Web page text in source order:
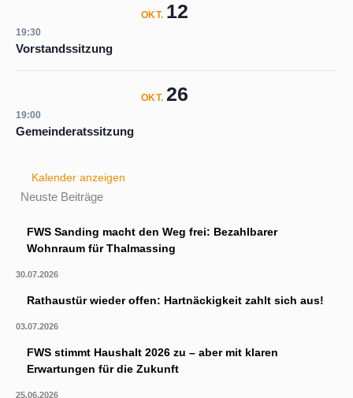
OKT. 12
19:30
Vorstandssitzung
OKT.26
19:00
Gemeinderatssitzung
Kalender anzeigen
Neuste Beiträge
FWS Sanding macht den Weg frei: Bezahlbarer
Wohnraum für Thalmassing
30.07.2026
Rathaustür wieder offen: Hartnäckigkeit zahlt sich aus!
03.07.2026
FWS stimmt Haushalt 2026 zu – aber mit klaren
Erwartungen für die Zukunft
25.06.2026